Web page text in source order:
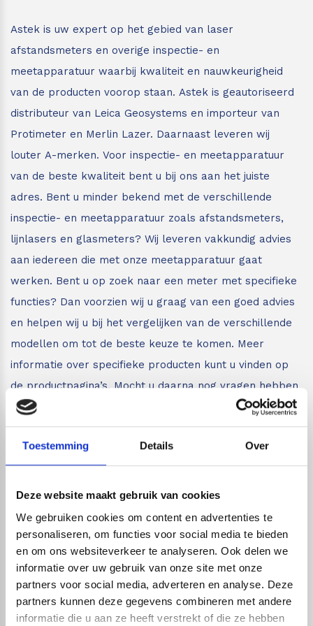
Toestemming Details Over
Deze website maakt gebruik van cookies
We gebruiken cookies om content en advertenties te
personaliseren, om functies voor social media te bieden
en om ons websiteverkeer te analyseren. Ook delen we
informatie over uw gebruik van onze site met onze
partners voor social media, adverteren en analyse. Deze
partners kunnen deze gegevens combineren met andere
informatie die u aan ze heeft verstrekt of die ze hebben
Leica Disto S910
DISTO Plan app
Accessoires
Monitoring
Accessoires
Astek is uw expert op het gebied van laser
afstandsmeters en overige inspectie- en
meetapparatuur waarbij kwaliteit en nauwkeurigheid
van de producten voorop staan. Astek is geautoriseerd
distributeur van Leica Geosystems en importeur van
Protimeter en Merlin Lazer. Daarnaast leveren wij
louter A-merken. Voor inspectie- en meetapparatuur
van de beste kwaliteit bent u bij ons aan het juiste
adres. Bent u minder bekend met de verschillende
inspectie- en meetapparatuur zoals afstandsmeters,
lijnlasers en glasmeters? Wij leveren vakkundig advies
aan iedereen die met onze meetapparatuur gaat
werken. Bent u op zoek naar een meter met specifieke
functies? Dan voorzien wij u graag van een goed advies
en helpen wij u bij het vergelijken van de verschillende
modellen om tot de beste keuze te komen. Meer
informatie over specifieke producten kunt u vinden op
de productpagina’s. Mocht u daarna nog vragen hebben
dan kunt u altijd per mail of telefoon contact met ons
opnemen.
Live chat
Chat met één van onze specialisten
Maandag t/m zondag tussen: 7:00 uur tot 22:00 uur
Wij zijn dus ook gewoon bereikbaar in het
weekend!